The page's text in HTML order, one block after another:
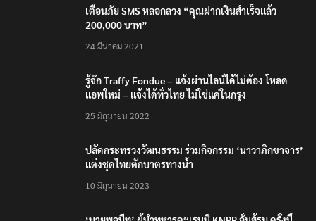
เตือนภัย SMS หลอกลวง “คุณฝากเงินสำเร็จแล้ว
200,000 บาท”
24 มีนาคม 2021
รู้จัก Traffy Fondue – แจ้งผ่านไลน์ได้ไม่ต้อง โหลด
แอพใหม่ – แจ้งได้ทั่วไทย ไม่ใช่แค่ในกรุง
25 มิถุนายน 2022
ปลัดกระทรวงวัฒนธรรม ร่วมกิจกรรม ‘นาวาภิกขาจาร’
แต่งชุดไทยตักบาตรทางน้ำ
10 มิถุนายน 2023